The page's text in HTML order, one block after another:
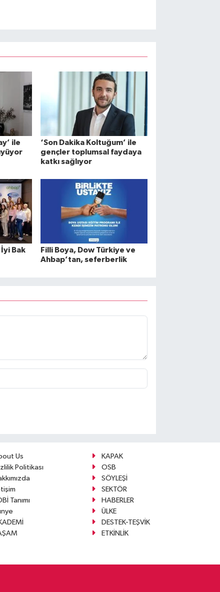
ile
‘Son Dakika Koltuğum’ ile
gençler toplumsal faydaya
katkı sağlıyor
İyi Bak
Filli Boya, Dow Türkiye ve
Ahbap’tan, seferberlik
Us
KAPAK
Politikası
OSB
SÖYLEŞİ
SEKTÖR
Tanımı
HABERLER
ÜLKE
DESTEK-TEŞVİK
ETKİNLİK